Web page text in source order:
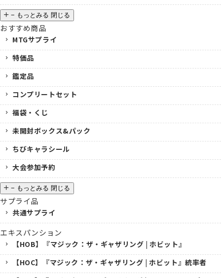
− もっとみる 閉じる
おすすめ商品
MTGサプライ
特価品
鑑定品
コンプリートセット
福袋・くじ
未開封ボックス&パック
ちびキャラシール
大会参加予約
− もっとみる 閉じる
サプライ品
共通サプライ
エキスパンション
【HOB】『マジック：ザ・ギャザリング | ホビット』
【HOC】『マジック：ザ・ギャザリング | ホビット』統率者